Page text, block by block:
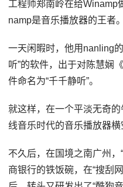
工程师郑南岭在给Winamp
namp是音乐播放器的王者。
一天闲暇时，他用nanling
听”的软件，出于对陈慧娴
件命名为“千千静听”。
就这样，在一个平淡无奇
线音乐时代的音乐播放器横
不久后，在国境之南广州，
商银行的铁饭碗，在“搜刮